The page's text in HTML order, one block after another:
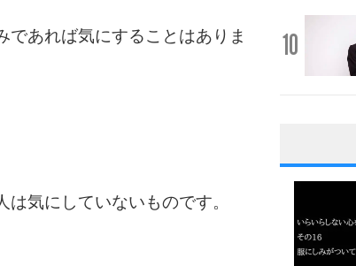
であれば気にすることはありま
気にしていないものです。
10
1